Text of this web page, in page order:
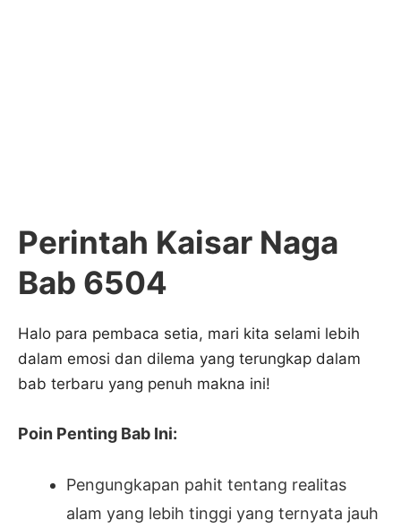
Perintah Kaisar Naga
Bab 6504
Halo para pembaca setia, mari kita selami lebih
dalam emosi dan dilema yang terungkap dalam
bab terbaru yang penuh makna ini!
Poin Penting Bab Ini:
Pengungkapan pahit tentang realitas
alam yang lebih tinggi yang ternyata jauh